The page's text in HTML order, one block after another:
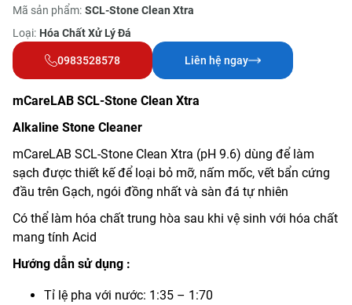
Mã sản phẩm: SCL-Stone Clean Xtra
Loại: Hóa Chất Xử Lý Đá
0983528578 Liên hệ ngay
mCareLAB SCL-Stone Clean Xtra
Alkaline Stone Cleaner
mCareLAB SCL-Stone Clean Xtra (pH 9.6) dùng để làm
sạch được thiết kế để loại bỏ mỡ, nấm mốc, vết bẩn cứng
đầu trên Gạch, ngói đồng nhất và sàn đá tự nhiên
Có thể làm hóa chất trung hòa sau khi vệ sinh với hóa chất
mang tính Acid
Hướng dẫn sử dụng :
Tỉ lệ pha với nước: 1:35 – 1:70